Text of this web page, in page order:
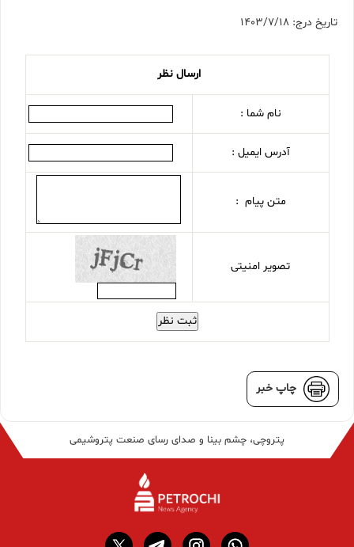
تاریخ درج: 1403/7/18
ارسال نظر
نام شما :
آدرس ایمیل :
متن پیام :
تصویر امنیتی
ثبت نظر
چاپ خبر
پتروچی، چشم بینا و صدای رسای صنعت پتروشیمی